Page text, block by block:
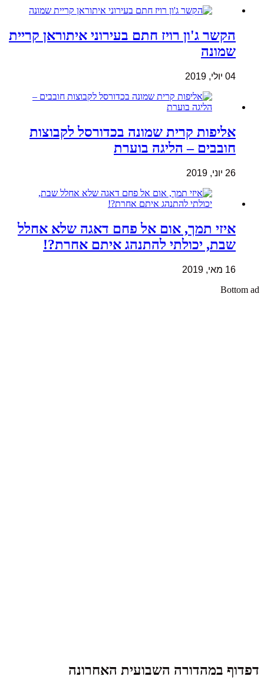
הקשר ג'ון רויז חתם בעירוני איתוראן קריית
שמונה
04 יולי, 2019
אליפות קרית שמונה בכדורסל לקבוצות
חובבים – הליגה בוערת
26 יוני, 2019
איזי תמך, אום אל פחם דאגה שלא אחלל
שבת, יכולתי להתנהג איתם אחרת?!
16 מאי, 2019
Bottom ad
דפדוף במהדורה השבועית האחרונה